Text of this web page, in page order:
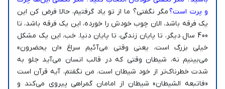
و پرت است؟مگر نگفتی؟ ما از تو یاد گرفتیم، حالا فرض کن این
یک فرقه باشد، الان چوب خودش را خورده، این یک فرقه باشد، تا
400 سال دیگر، تا پایان زندگی، تا پایان دنیا. خب، این یک مشکل
خیلی بزرگ است، یعنی وقتی می‌آئیم سراغ «ان یحضرون»
می‌بینیم نه، شیطان وقتی که در قالب انسان می‌آید جلو به
شدت خطرناک‌تر از خود شیطان است. من نگفتم، آیه قرآن است
«فاتبعه الشیطان» شیطان از امامان گمراهی پیروی می‌کند و